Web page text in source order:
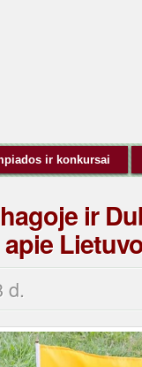
ir konkursai
ir
d.